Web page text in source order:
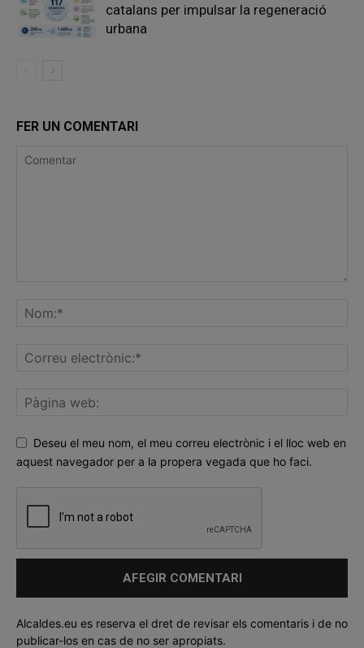
catalans per impulsar la regeneració
urbana
FER UN COMENTARI
Deseu el meu nom, el meu correu electrònic i el lloc web en
aquest navegador per a la propera vegada que ho faci.
Alcaldes.eu es reserva el dret de revisar els comentaris i de no
publicar-los en cas de no ser apropiats.